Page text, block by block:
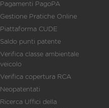
Pagamenti PagoPA
Gestione Pratiche Online
Piattaforma CUDE
Saldo punti patente
Verifica classe ambientale
veicolo
Verifica copertura RCA
Neopatentati
Ricerca Uffici della